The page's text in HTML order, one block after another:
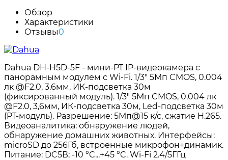
Обзор
Характеристики
Отзывы0
Dahua DH-H5D-5F - мини-PT IP-видеокамера с
панорамным модулем с Wi-Fi. 1/3" 5Мп CMOS, 0.004
лк @F2.0, 3.6мм, ИК-подсветка 30м
(фиксированный модуль). 1/3" 5Мп CMOS, 0.004 лк
@F2.0, 3,6мм, ИК-подсветка 30м, Led-подсветка 30м
(PT-модуль). Разрешение: 5Мп@15 к/с, сжатие H.265.
Видеоаналитика: обнаружение людей,
обнаружение домашних животных. Интерфейсы:
microSD до 256Гб, встроенные микрофон+динамик.
Питание: DC5В; -10 °C...+45 °C. Wi-Fi 2.4/5ГГц